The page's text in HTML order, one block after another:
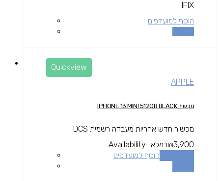
IFIX
הוסף למועדפים
Quickview
APPLE
מכשיר IPHONE 13 MINI 512GB BLACK
מכשיר חדש אחריות מעבדה רשמית DCS
₪3,900
Availability: במלאי
הוסף למועדפים